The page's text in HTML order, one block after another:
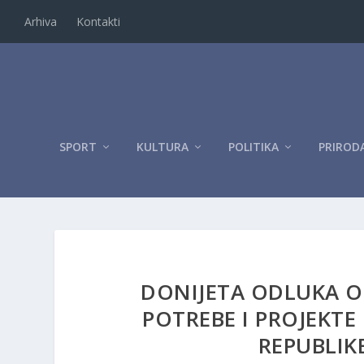
Arhiva Kontakti
SPORT KULTURA POLITIKA
DONIJETA ODLUKA
POTREBE I